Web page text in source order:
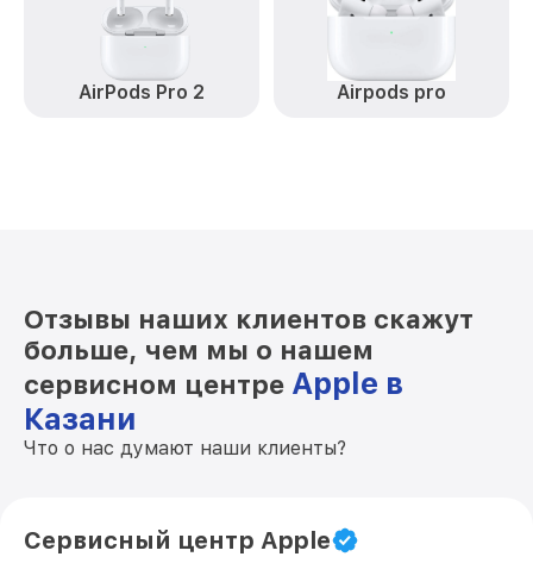
AirPods Pro 2 Airpods pro
Отзывы наших клиентов скажут
больше, чем мы о нашем
сервисном центре Apple в
Казани
Что о нас думают наши клиенты?
Сервисный центр Apple